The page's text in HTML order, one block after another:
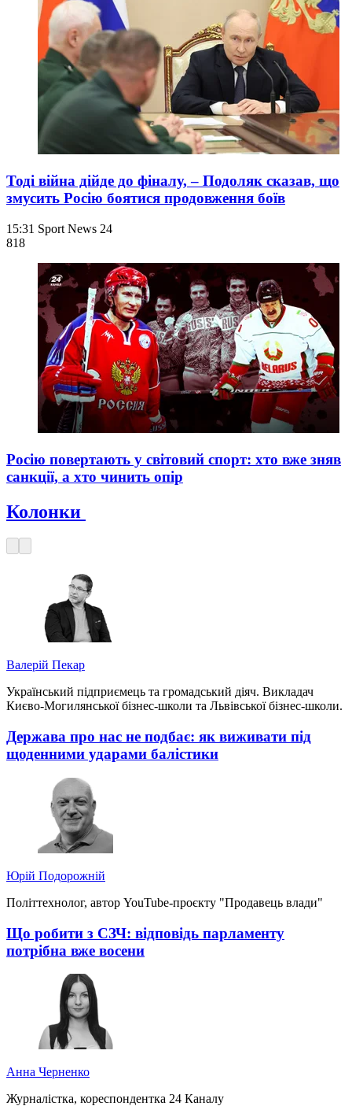
Тоді війна дійде до фіналу, – Подоляк сказав, що
змусить Росію боятися продовження боїв
15:31 Sport News 24
818
Росію повертають у світовий спорт: хто вже зняв
санкції, а хто чинить опір
Колонки
Валерій Пекар
Український підприємець та громадський діяч. Викладач
Києво-Могилянської бізнес-школи та Львівської бізнес-школи.
Держава про нас не подбає: як виживати під
щоденними ударами балістики
Юрій Подорожній
Політтехнолог, автор YouTube-проєкту "Продавець влади"
Що робити з СЗЧ: відповідь парламенту
потрібна вже восени
Анна Черненко
Журналістка, кореспондентка 24 Каналу